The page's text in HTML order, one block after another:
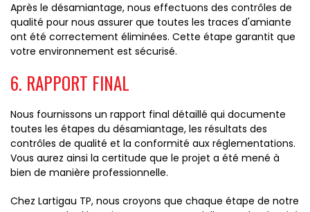
Après le désamiantage, nous effectuons des contrôles de
qualité pour nous assurer que toutes les traces d'amiante
ont été correctement éliminées. Cette étape garantit que
votre environnement est sécurisé.
6. RAPPORT FINAL
Nous fournissons un rapport final détaillé qui documente
toutes les étapes du désamiantage, les résultats des
contrôles de qualité et la conformité aux réglementations.
Vous aurez ainsi la certitude que le projet a été mené à
bien de manière professionnelle.
Chez Lartigau TP, nous croyons que chaque étape de notre